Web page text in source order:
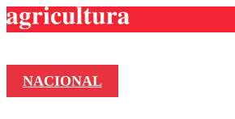
NACIONAL